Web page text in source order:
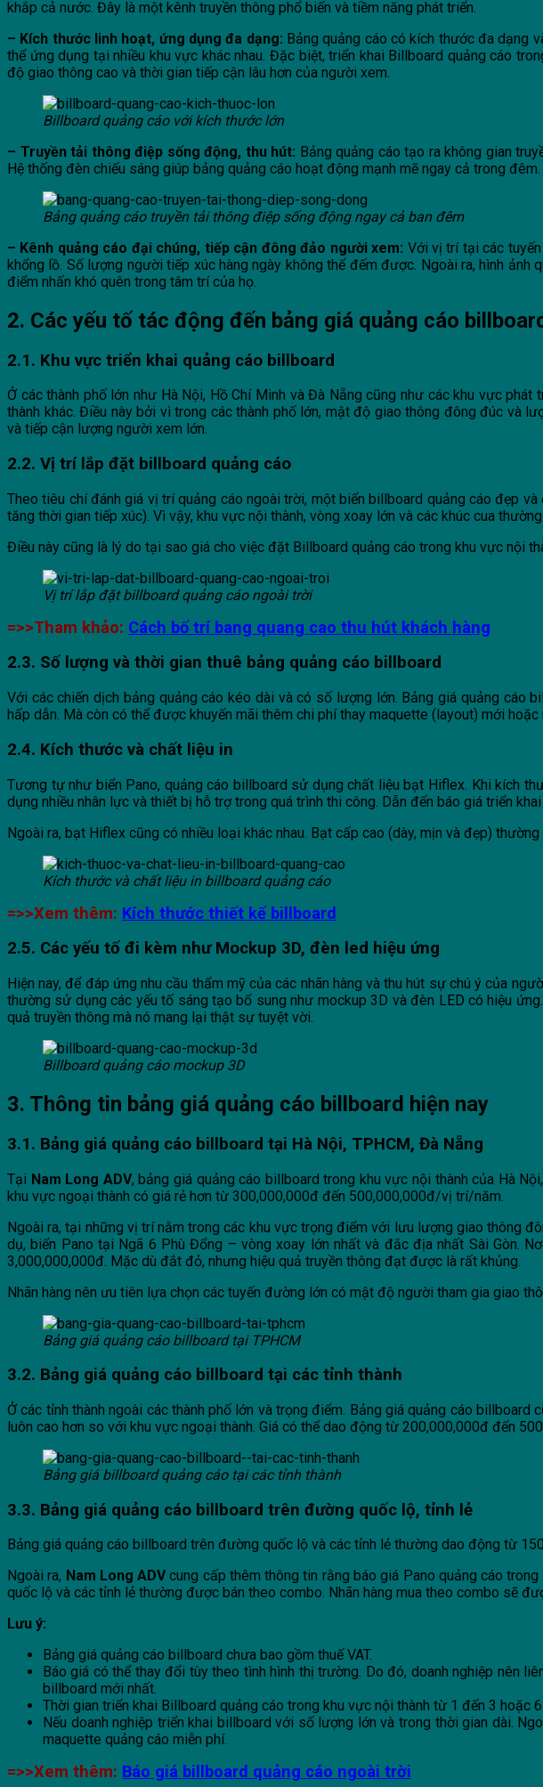
khắp cả nước. Đây là một kênh truyền thông phổ biến và tiềm năng phát triển.
– Kích thước linh hoạt, ứng dụng đa dạng: Bảng quảng cáo có kích thước đa dạng
thể ứng dụng tại nhiều khu vực khác nhau. Đặc biệt, triển khai Billboard quảng cáo
độ giao thông cao và thời gian tiếp cận lâu hơn của người xem.
Billboard quảng cáo với kích thước lớn
– Truyền tải thông điệp sống động, thu hút: Bảng quảng cáo tạo ra không gian
Hệ thống đèn chiếu sáng giúp bảng quảng cáo hoạt động mạnh mẽ ngay cả trong
Bảng quảng cáo truyền tải thông điệp sống động ngay cả ban đêm
– Kênh quảng cáo đại chúng, tiếp cận đông đảo người xem: Với vị trí tại các
khổng lồ. Số lượng người tiếp xúc hàng ngày không thể đếm được. Ngoài ra, hình
điểm nhấn khó quên trong tâm trí của họ.
2. Các yếu tố tác động đến bảng giá quảng cáo
2.1. Khu vực triển khai quảng cáo billboard
Ở các thành phố lớn như Hà Nội, Hồ Chí Minh và Đà Nẵng cũng như các khu vực
thành khác. Điều này bởi vì trong các thành phố lớn, mật độ giao thông đông đúc và
và tiếp cận lượng người xem lớn.
2.2. Vị trí lắp đặt billboard quảng cáo
Theo tiêu chí đánh giá vị trí quảng cáo ngoài trời, một biển billboard quảng cáo đẹp
tăng thời gian tiếp xúc). Vì vậy, khu vực nội thành, vòng xoay lớn và các khúc cua
Điều này cũng là lý do tại sao giá cho việc đặt Billboard quảng cáo trong khu vực nội
Vị trí lắp đặt billboard quảng cáo ngoài trời
=>>Tham khảo: Cách bố trí bang quang cao thu hút khách hàng
2.3. Số lượng và thời gian thuê bảng quảng cáo billboard
Với các chiến dịch bảng quảng cáo kéo dài và có số lượng lớn. Bảng giá quảng cáo
hấp dẫn. Mà còn có thể được khuyến mãi thêm chi phí thay maquette (layout) mới
2.4. Kích thước và chất liệu in
Tương tự như biển Pano, quảng cáo billboard sử dụng chất liệu bạt Hiflex. Khi kích
dụng nhiều nhân lực và thiết bị hỗ trợ trong quá trình thi công. Dẫn đến báo giá triển khai
Ngoài ra, bạt Hiflex cũng có nhiều loại khác nhau. Bạt cấp cao (dày, mịn và đẹp)
Kích thước và chất liệu in billboard quảng cáo
=>>Xem thêm: Kích thước thiết kế billboard
2.5. Các yếu tố đi kèm như Mockup 3D, đèn led hiệu ứng
Hiện nay, để đáp ứng nhu cầu thẩm mỹ của các nhãn hàng và thu hút sự chú ý của
thường sử dụng các yếu tố sáng tạo bổ sung như mockup 3D và đèn LED có hiệu
quả truyền thông mà nó mang lại thật sự tuyệt vời.
Billboard quảng cáo mockup 3D
3. Thông tin bảng giá quảng cáo billboard hiện nay
3.1. Bảng giá quảng cáo billboard tại Hà Nội, TPHCM, Đà Nẵng
Tại Nam Long ADV, bảng giá quảng cáo billboard trong khu vực nội thành của Hà
khu vực ngoại thành có giá rẻ hơn từ 300,000,000đ đến 500,000,000đ/vị trí/năm.
Ngoài ra, tại những vị trí nằm trong các khu vực trọng điểm với lưu lượng giao thông
dụ, biển Pano tại Ngã 6 Phù Đổng – vòng xoay lớn nhất và đắc địa nhất Sài Gòn.
3,000,000,000đ. Mặc dù đắt đỏ, nhưng hiệu quả truyền thông đạt được là rất khủng.
Nhãn hàng nên ưu tiên lựa chọn các tuyến đường lớn có mật độ người tham gia giao
Bảng giá quảng cáo billboard tại TPHCM
3.2. Bảng giá quảng cáo billboard tại các tỉnh thành
Ở các tỉnh thành ngoài các thành phố lớn và trọng điểm. Bảng giá quảng cáo
luôn cao hơn so với khu vực ngoại thành. Giá có thể dao động từ 200,000,000đ đến
Bảng giá billboard quảng cáo tại các tỉnh thành
3.3. Bảng giá quảng cáo billboard trên đường quốc lộ, tỉnh lẻ
Bảng giá quảng cáo billboard trên đường quốc lộ và các tỉnh lẻ thường dao động từ
Ngoài ra, Nam Long ADVcung cấp thêm thông tin rằng báo giá Pano quảng cáo
quốc lộ và các tỉnh lẻ thường được bán theo combo. Nhãn hàng mua theo combo sẽ
Lưu ý:
Bảng giá quảng cáo billboard chưa bao gồm thuế VAT.
Báo giá có thể thay đổi tùy theo tình hình thị trường. Do đó, doanh nghiệp nên
billboard mới nhất.
Thời gian triển khai Billboard quảng cáo trong khu vực nội thành từ 1 đến 3
Nếu doanh nghiệp triển khai billboard với số lượng lớn và trong thời gian dài.
maquette quảng cáo miễn phí.
=>>Xem thêm: Báo giá billboard quảng cáo ngoài trời